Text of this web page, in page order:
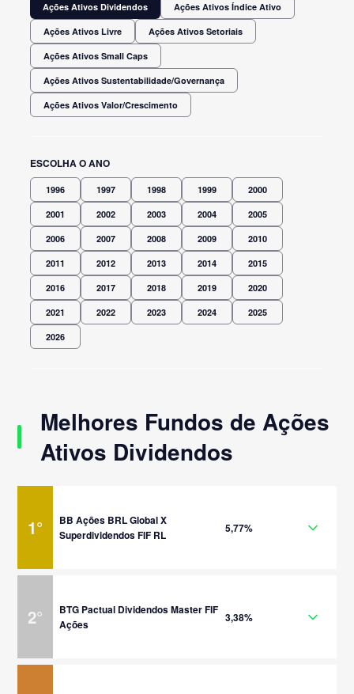
Ações Ativos Dividendos Ações Ativos Índice Ativo
Ações Ativos Livre Ações Ativos Setoriais
Ações Ativos Small Caps
Ações Ativos Sustentabilidade/Governança
Ações Ativos Valor/Crescimento
ESCOLHA O ANO
1996 1997 1998 1999 2000
2001 2002 2003 2004 2005
2006 2007 2008 2009 2010
2011 2012 2013 2014 2015
2016 2017 2018 2019 2020
2021 2022 2023 2024 2025
2026
Melhores Fundos de Ações
Ativos Dividendos
1°
BB Ações BRL Global X
Superdividendos FIF RL
5,77%
2°
BTG Pactual Dividendos Master FIF
Ações
3,38%